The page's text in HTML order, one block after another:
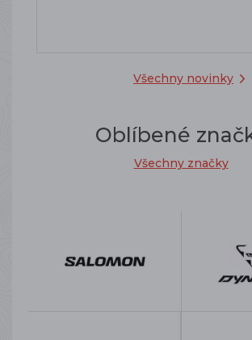
Všechny novinky
Oblíbené
Všechny značky